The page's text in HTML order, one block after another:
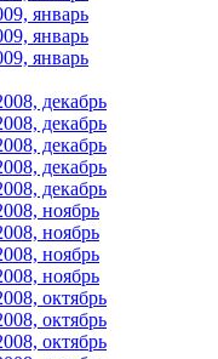
январь
январь
январь
декабрь
декабрь
декабрь
декабрь
декабрь
ноябрь
ноябрь
ноябрь
ноябрь
октябрь
октябрь
октябрь